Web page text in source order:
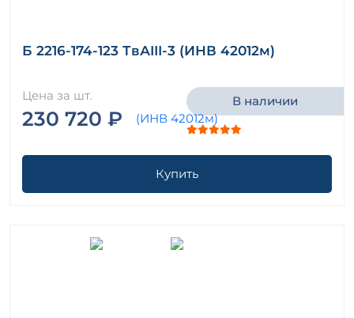
Б 2216-174-123 ТвАIII-3 (ИНВ 42012м)
Цена за шт.
230 720 ₽
В наличии
Купить